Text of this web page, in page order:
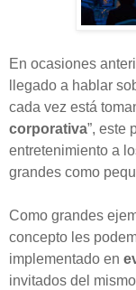
En ocasiones
llegado a hablar
cada vez está
corporativa”, este
entretenimiento a
grandes como
Como grandes
concepto les
implementado en
invitados del